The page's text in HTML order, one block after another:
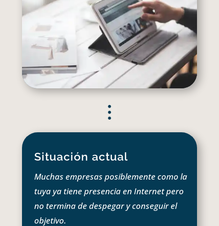
Situación actual
Muchas empresas posiblemente como la
tuya ya tiene presencia en Internet pero
no termina de despegar y conseguir el
objetivo.